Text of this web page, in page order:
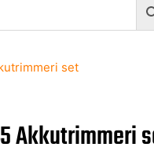
Akkutrimmeri